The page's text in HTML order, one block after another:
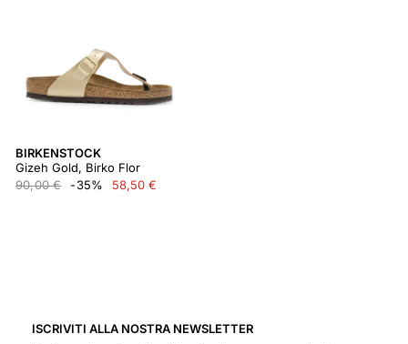
BIRKENSTOCK
Gizeh Gold, Birko Flor
90,00 €
-35% 58,50 €
ISCRIVITI ALLA NOSTRA NEWSLETTER